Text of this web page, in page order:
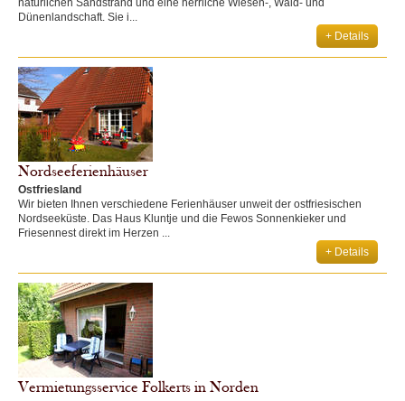
natürlichen Sandstrand und eine herrliche Wiesen-, Wald- und
Dünenlandschaft. Sie i...
+ Details
Nordseeferienhäuser
Ostfriesland
Wir bieten Ihnen verschiedene Ferienhäuser unweit der ostfriesischen
Nordseeküste. Das Haus Kluntje und die Fewos Sonnenkieker und
Friesennest direkt im Herzen ...
+ Details
Vermietungsservice Folkerts in Norden